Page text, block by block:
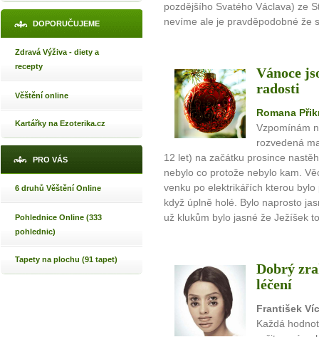
DOPORUČUJEME
Zdravá Výživa - diety a
recepty
Věštění online
Kartářky na Ezoterika.cz
PRO VÁS
6 druhů Věštění Online
Pohlednice Online (333
pohlednic)
Tapety na plochu (91 tapet)
pozdějšího Svatého Václava) ze
nevíme ale je pravděpodobné že
Vánoce
radosti
Romana
Vzpomínám
rozvedená
12 let) na začátku prosince
nebylo co protože nebylo kam.
venku po elektrikářích kterou
když úplně holé. Bylo naprosto
už klukům bylo jasné že Ježíšek
Dobrý
léčení
František
Každá